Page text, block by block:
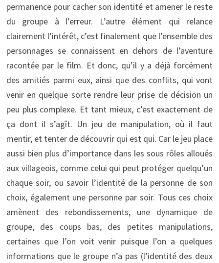
permanence pour cacher son identité et amener le reste
du groupe à l’erreur. L’autre élément qui relance
clairement l’intérêt, c’est finalement que l’ensemble des
personnages se connaissent en dehors de l’aventure
racontée par le film. Et donc, qu’il y a déjà forcément
des amitiés parmi eux, ainsi que des conflits, qui vont
venir en quelque sorte rendre leur prise de décision un
peu plus complexe. Et tant mieux, c’est exactement de
ça dont il s’agît. Un jeu de manipulation, où il faut
mentir, et tenter de découvrir qui est qui. Car le jeu place
aussi bien plus d’importance dans les sous rôles alloués
aux villageois, comme celui qui peut protéger quelqu’un
chaque soir, ou savoir l’identité de la personne de son
choix, également une personne par soir. Tous ces choix
amènent des rebondissements, une dynamique de
groupe, des coups bas, des petites manipulations,
certaines que l’on voit venir puisque l’on a quelques
informations que le groupe n’a pas (l’identité des deux